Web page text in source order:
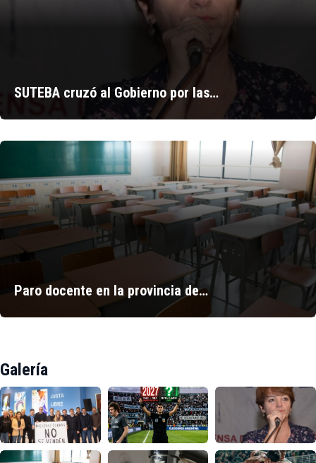
SUTEBA cruzó al Gobierno por las…
Paro docente en la provincia de…
Galería